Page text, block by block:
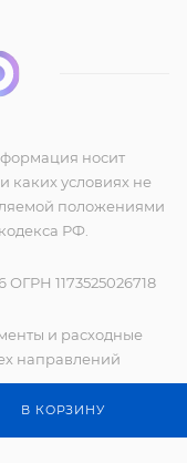
В КОРЗИНУ
носит
условиях не
положениями
РФ.
1173525026718
и расходные
направлений